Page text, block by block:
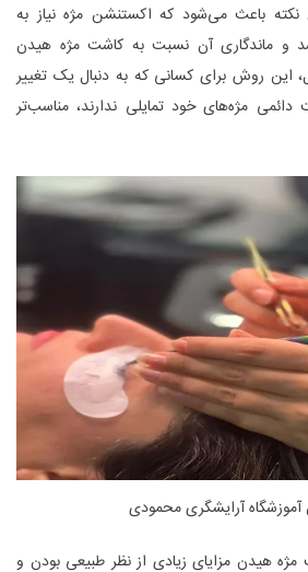
باعث می‌شود که اکستنشن مژه نیاز به
و ماندگاری آن نسبت به کاشت مژه هیدن
این روش برای کسانی که به دنبال یک تغییر
مژه‌های خود تمایلی ندارند، مناسب‌تر
آموزشگاه آرایشگری محمودی
مژه هیدن مزایای زیادی از نظر طبیعی بودن و